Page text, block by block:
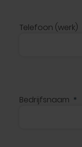
Telefoon (werk)
Bedrijfsnaam